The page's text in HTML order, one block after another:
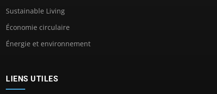
Sustainable Living
Économie circulaire
Énergie et environnement
LIENS UTILES